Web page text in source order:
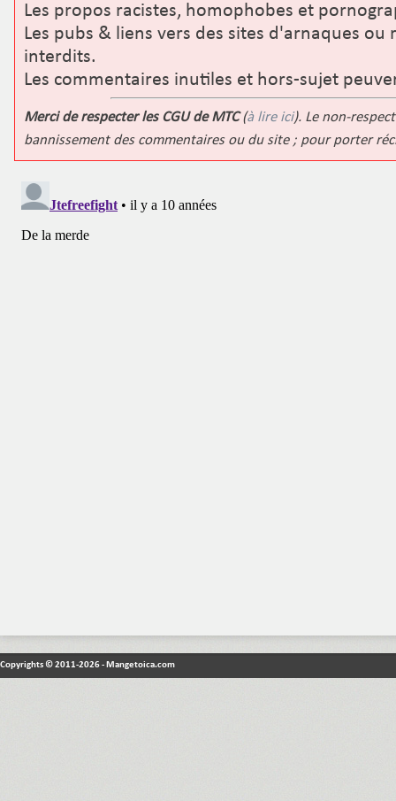
Les propos racistes, homophobes et
Les pubs & liens vers des sites d'arnaques
interdits.
Les commentaires inutiles et hors-sujet
Merci de respecter les CGU de MTC(à lire ici). Le non-
bannissement des commentaires ou du site ; pour porter
Copyrights © 2011-2026 - Mangetoica.com